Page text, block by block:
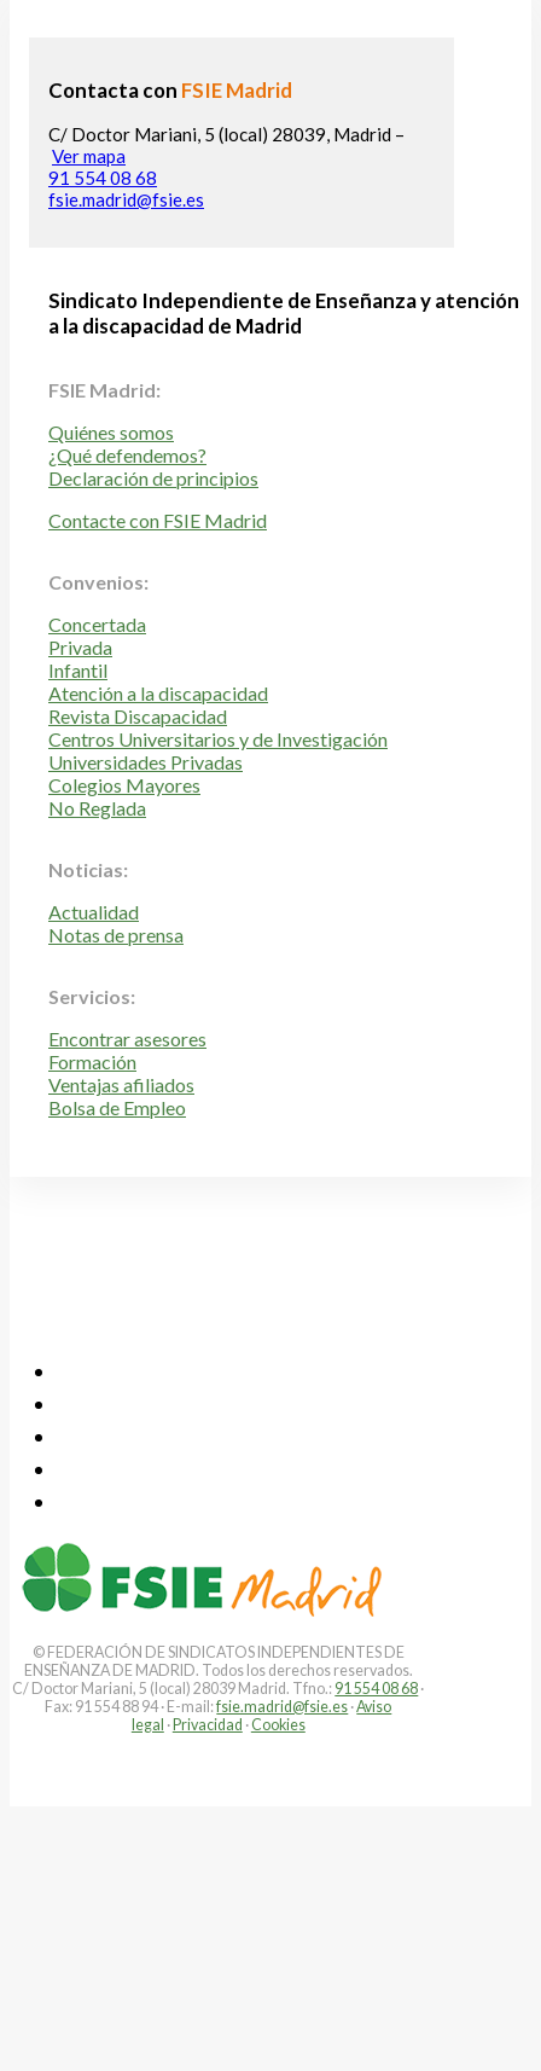
Contacta con FSIE Madrid
C/ Doctor Mariani, 5 (local) 28039, Madrid –
Ver mapa
91 554 08 68
fsie.madrid@fsie.es
Sindicato Independiente de Enseñanza y atención
a la discapacidad de Madrid
FSIE Madrid:
Quiénes somos
¿Qué defendemos?
Declaración de principios
Contacte con FSIE Madrid
Convenios:
Concertada
Privada
Infantil
Atención a la discapacidad
Revista Discapacidad
Centros Universitarios y de Investigación
Universidades Privadas
Colegios Mayores
No Reglada
Noticias:
Actualidad
Notas de prensa
Servicios:
Encontrar asesores
Formación
Ventajas afiliados
Bolsa de Empleo
© FEDERACIÓN DE SINDICATOS INDEPENDIENTES DE
ENSEÑANZA DE MADRID. Todos los derechos reservados.
C/ Doctor Mariani, 5 (local) 28039 Madrid. Tfno.: 91 554 08 68 ·
Fax: 91 554 88 94 · E-mail:fsie.madrid@fsie.es ·Aviso
legal ·Privacidad · Cookies